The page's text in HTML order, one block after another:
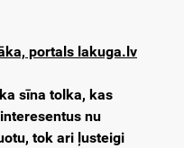
portals lakuga.lv
sīna tolka, kas
nu
tok ari ļusteigi